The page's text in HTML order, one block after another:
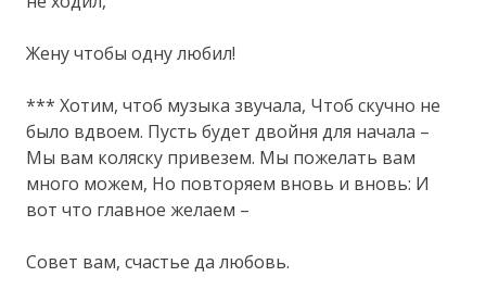
Жену чтобы одну любил!
*** Хотим, чтоб музыка звучала, Чтоб скучно не
было вдвоем. Пусть будет двойня для начала –
Мы вам коляску привезем. Мы пожелать вам
много можем, Но повторяем вновь и вновь: И
вот что главное желаем –
Совет вам, счастье да любовь.